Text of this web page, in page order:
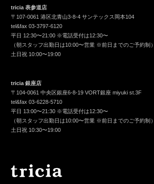
tricia 表参道店
〒107-0061 港区北青山3-8-4 サンテックス岡本104
tel&fax03-3797-6120
平日 12:30〜21:00 ※電話受付は12:30〜
（朝スタッフ出勤日は10:00〜営業 ※前日までのご予約制）
土日祝 10:00〜19:00
tricia 銀座店
〒104-0061 中央区銀座6-8-19 VORT銀座 miyuki st.3F
tel&fax03-6228-5710
平日 13:00〜21:30 ※電話受付は12:30〜
（朝スタッフ出勤日は10:00〜営業 ※前日までのご予約制）
土日祝 10:30〜19:00